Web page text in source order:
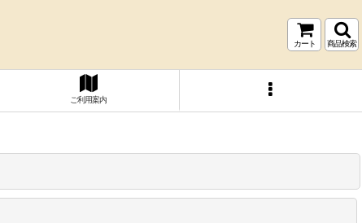
カート 商品検索
ご利用案内